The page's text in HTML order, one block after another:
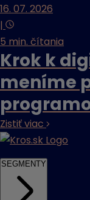
16. 07. 2026
|
5 min. čítania
Krok k
meníme
Zistiť viac
SEGMENTY